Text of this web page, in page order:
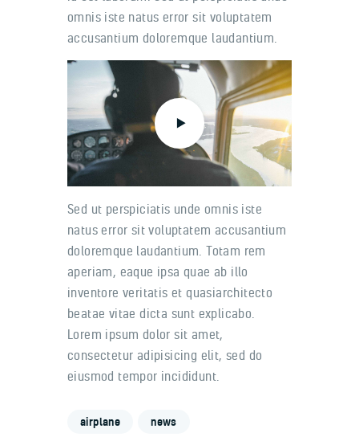
omnis iste natus error sit voluptatem
accusantium doloremque laudantium.
Sed ut perspiciatis unde omnis iste
natus error sit voluptatem accusantium
doloremque laudantium. Totam rem
aperiam, eaque ipsa quae ab illo
inventore veritatis et quasiarchitecto
beatae vitae dicta sunt explicabo.
Lorem ipsum dolor sit amet,
consectetur adipisicing elit, sed do
eiusmod tempor incididunt.
airplane news